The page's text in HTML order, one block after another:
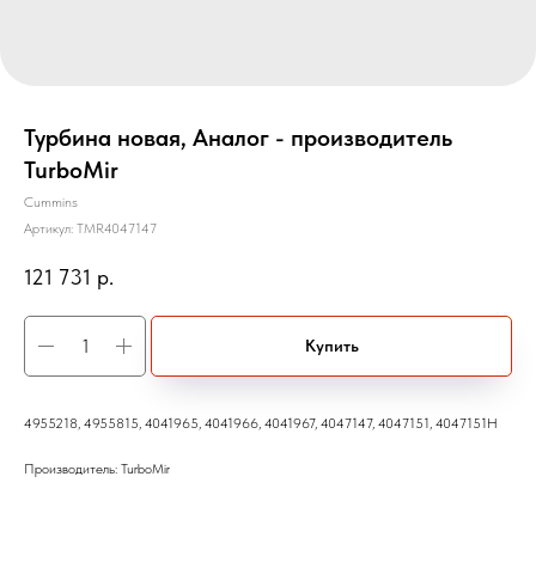
Турбина новая, Аналог - производитель
TurboMir
Cummins
Артикул: TMR4047147
121 731 р.
Купить
4955218, 4955815, 4041965, 4041966, 4041967, 4047147, 4047151, 4047151H
Производитель: TurboMir